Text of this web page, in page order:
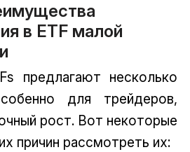
в ETF малой
предлагают несколько
для трейдеров,
рост. Вот некоторые
причин рассмотреть их: